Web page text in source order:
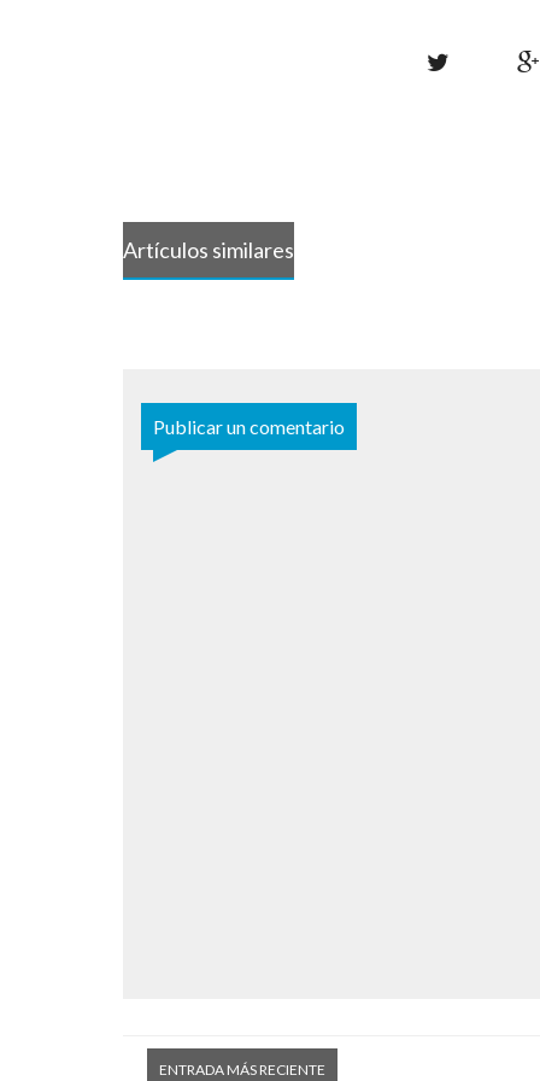
Artículos similares
Publicar un comentario
ENTRADA MÁS RECIENTE